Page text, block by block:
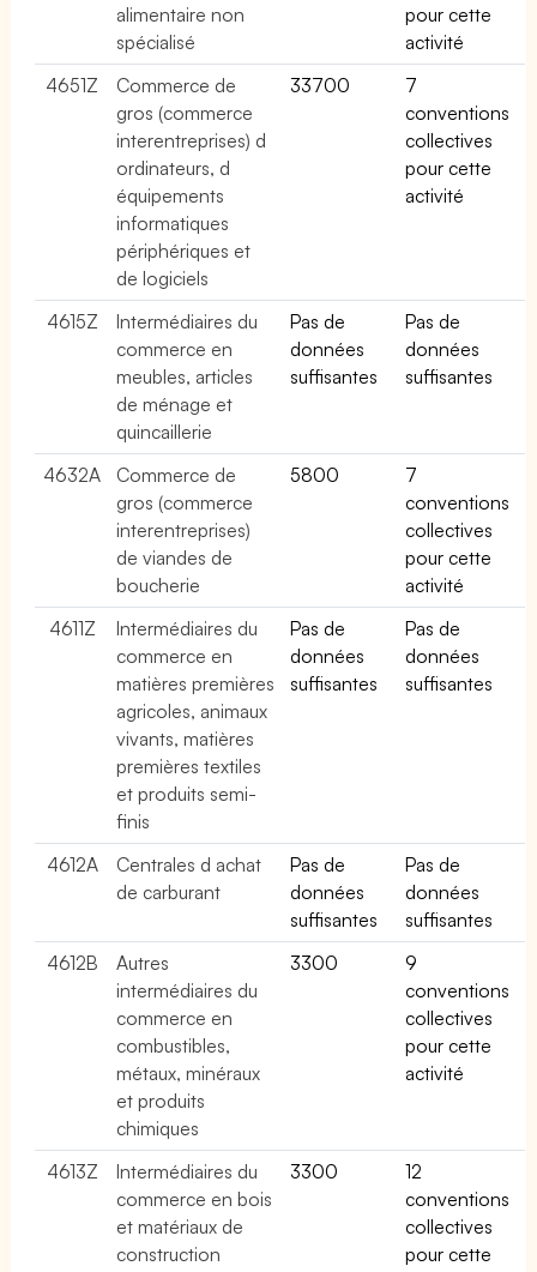
alimentaire non
spécialisé
pour cette
activité
4651Z
Commerce de
gros (commerce
interentreprises) d
ordinateurs, d
équipements
informatiques
périphériques et
de logiciels
33700
7
conventions
collectives
pour cette
activité
4615Z
Intermédiaires du
commerce en
meubles, articles
de ménage et
quincaillerie
Pas de
données
suffisantes
Pas de
données
suffisantes
4632A
Commerce de
gros (commerce
interentreprises)
de viandes de
boucherie
5800
7
conventions
collectives
pour cette
activité
4611Z
Intermédiaires du
commerce en
matières premières
agricoles, animaux
vivants, matières
premières textiles
et produits semi-
finis
Pas de
données
suffisantes
Pas de
données
suffisantes
4612A
Centrales d achat
de carburant
Pas de
données
suffisantes
Pas de
données
suffisantes
4612B
Autres
intermédiaires du
commerce en
combustibles,
métaux, minéraux
et produits
chimiques
3300
9
conventions
collectives
pour cette
activité
4613Z
Intermédiaires du
commerce en bois
et matériaux de
construction
3300
12
conventions
collectives
pour cette